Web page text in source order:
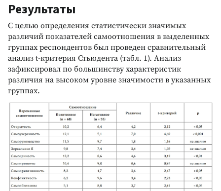
Результаты
С целью определения статистически значимых
различий показателей самоотношения в выделенных
группах респондентов был проведен сравнительный
анализ t-критерия Стьюдента (табл. 1). Анализ
зафиксировал по большинству характеристик
различия на высоком уровне значимости в указанных
группах.